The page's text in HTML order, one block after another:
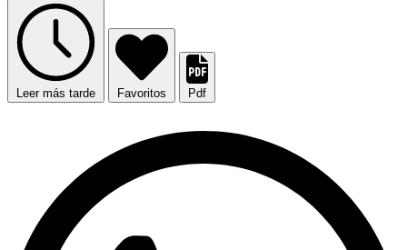
Leer más tarde Favoritos Pdf